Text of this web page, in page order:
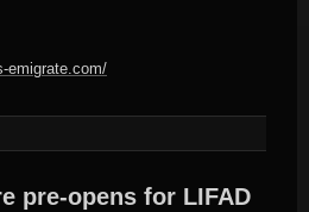
emigrate.com/
pre-opens for LIFAD